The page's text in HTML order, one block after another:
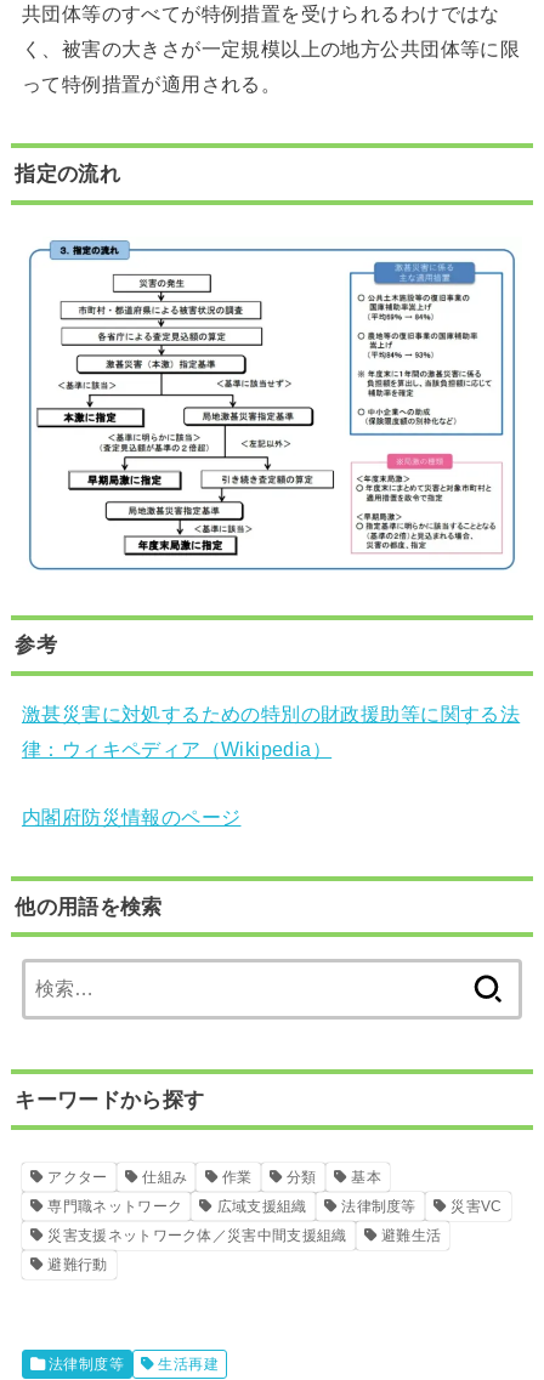
共団体等のすべてが特例措置を受けられるわけではな
く、被害の大きさが一定規模以上の地方公共団体等に限
って特例措置が適用される。
指定の流れ
参考
激甚災害に対処するための特別の財政援助等に関する法
律：ウィキペディア（Wikipedia）
内閣府防災情報のページ
他の用語を検索
索:
キーワードから探す
アクター 仕組み 作業 分類
基本
専門職ネットワーク
広域支援組織 法律制度等
災害VC
災害支援ネットワーク体／災害中間支援組織
避難生活
避難行動
法律制度等 生活再建